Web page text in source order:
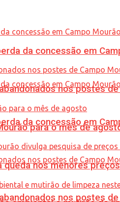
da concessão em
nos postes
da concessão em
nos postes
para o mês de
queda nos menores